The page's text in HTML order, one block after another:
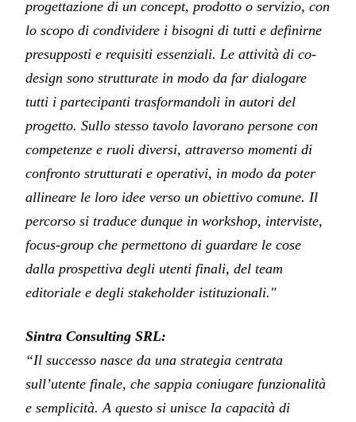
progettazione di un concept, prodotto o servizio, con
lo scopo di condividere i bisogni di tutti e definirne
presupposti e requisiti essenziali. Le attività di co-
design sono strutturate in modo da far dialogare
tutti i partecipanti trasformandoli in autori del
progetto. Sullo stesso tavolo lavorano persone con
competenze e ruoli diversi, attraverso momenti di
confronto strutturati e operativi, in modo da poter
allineare le loro idee verso un obiettivo comune. Il
percorso si traduce dunque in workshop, interviste,
focus-group che permettono di guardare le cose
dalla prospettiva degli utenti finali, del team
editoriale e degli stakeholder istituzionali."
Sintra Consulting SRL:
“Il successo nasce da una strategia centrata
sull’utente finale, che sappia coniugare funzionalità
e semplicità. A questo si unisce la capacità di